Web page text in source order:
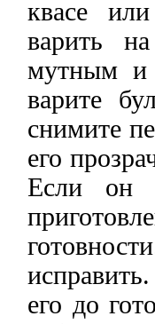
квасе
варить
мутным и
варите
снимите
его
Если он
его до